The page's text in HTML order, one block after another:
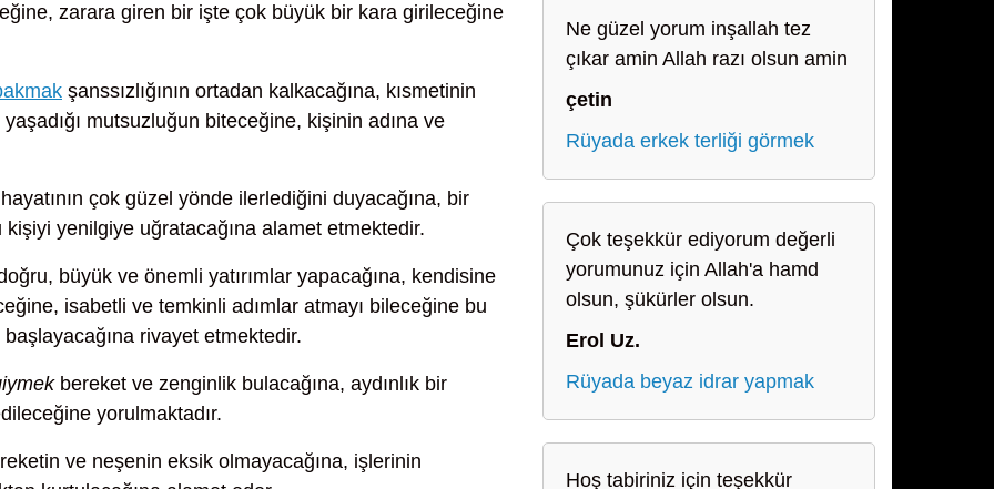
zarara giren bir işte çok büyük bir kara girileceğine
şanssızlığının ortadan kalkacağına, kısmetinin
mutsuzluğun biteceğine, kişinin adına ve
hayatının çok güzel yönde ilerlediğini duyacağına, bir
yenilgiye uğratacağına alamet etmektedir.
büyük ve önemli yatırımlar yapacağına, kendisine
isabetli ve temkinli adımlar atmayı bileceğine bu
rivayet etmektedir.
bereket ve zenginlik bulacağına, aydınlık bir
yorulmaktadır.
ve neşenin eksik olmayacağına, işlerinin
Ne güzel yorum inşallah tez
çıkar amin Allah razı olsun amin
çetin
Rüyada erkek terliği görmek
Çok teşekkür ediyorum değerli
yorumunuz için Allah'a hamd
olsun, şükürler olsun.
Erol Uz.
Rüyada beyaz idrar yapmak
Hoş tabiriniz için teşekkür